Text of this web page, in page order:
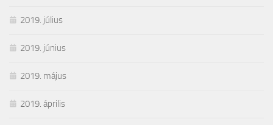
2019. július
2019. június
2019. május
2019. április